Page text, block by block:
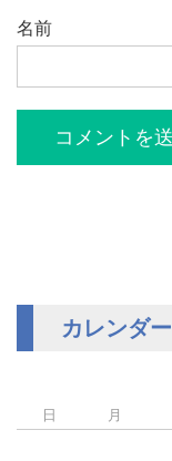
名前
カレンダー
日 月